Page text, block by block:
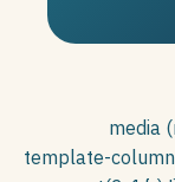
template-